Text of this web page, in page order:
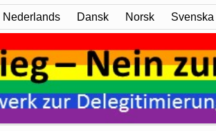
Nederlands Dansk Norsk Svenska